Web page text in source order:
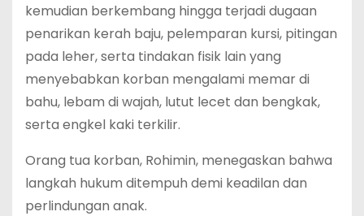
kemudian berkembang hingga terjadi dugaan
penarikan kerah baju, pelemparan kursi, pitingan
pada leher, serta tindakan fisik lain yang
menyebabkan korban mengalami memar di
bahu, lebam di wajah, lutut lecet dan bengkak,
serta engkel kaki terkilir.
Orang tua korban, Rohimin, menegaskan bahwa
langkah hukum ditempuh demi keadilan dan
perlindungan anak.